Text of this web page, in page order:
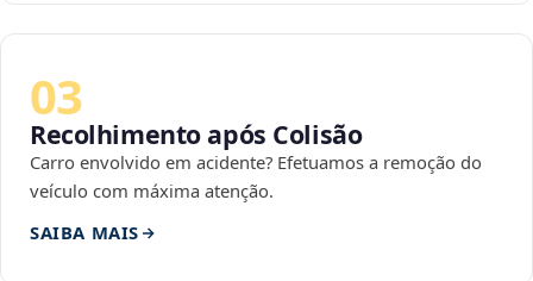
03
Recolhimento após Colisão
Carro envolvido em acidente? Efetuamos a remoção do
veículo com máxima atenção.
SAIBA MAIS